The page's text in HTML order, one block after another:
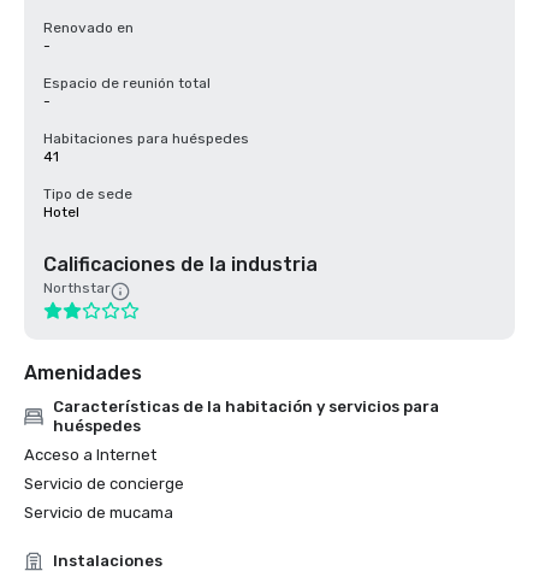
Renovado en
-
Espacio de reunión total
-
Habitaciones para huéspedes
41
Tipo de sede
Hotel
Calificaciones de la industria
Northstar
Amenidades
Características de la habitación y servicios para
huéspedes
Acceso a Internet
Servicio de concierge
Servicio de mucama
Instalaciones